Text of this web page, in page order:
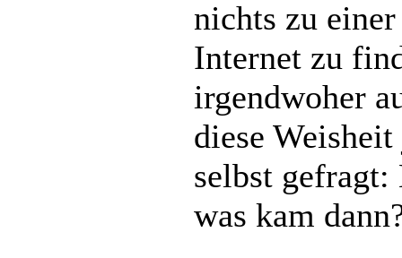
nichts zu
Internet zu
irgendwoher
diese
selbst
was kam